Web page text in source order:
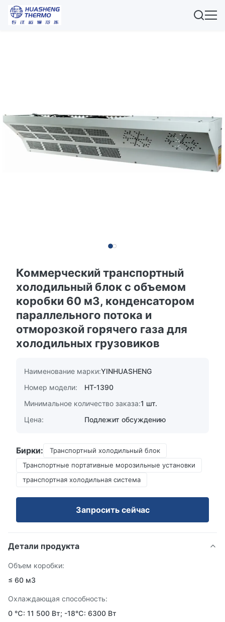
Коммерческий транспортный
холодильный блок с объемом
коробки 60 м3, конденсатором
параллельного потока и
отморозкой горячего газа для
холодильных грузовиков
Наименование марки:YINHUASHENG
Номер модели:
HT-1390
Минимальное количество заказа:1 шт.
Цена:
Подлежит обсуждению
Бирки:
Транспортный холодильный блок
Транспортные портативные морозильные установки
транспортная холодильная система
Запросить сейчас
Детали продукта
Объем коробки:
≤ 60 м3
Охлаждающая способность:
0 ℃: 11 500 Вт; -18℃: 6300 Вт